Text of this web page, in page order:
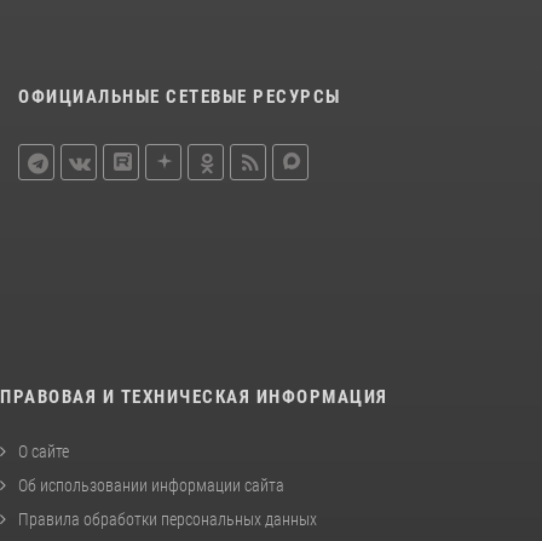
ОФИЦИАЛЬНЫЕ СЕТЕВЫЕ РЕСУРСЫ
ПРАВОВАЯ И ТЕХНИЧЕСКАЯ ИНФОРМАЦИЯ
О сайте
Об использовании информации сайта
Правила обработки персональных данных